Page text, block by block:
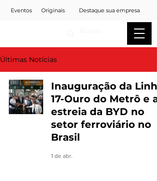
Eventos Originais Destaque sua empresa
Últimas Notícias
Inauguração da Linha
17-Ouro do Metrô e a
estreia da BYD no
setor ferroviário no
Brasil
1 de abr.